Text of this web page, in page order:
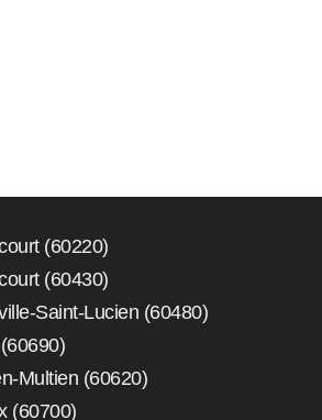
(60220)
(60430)
Saint-Lucien (60480)
Multien (60620)
(60700)